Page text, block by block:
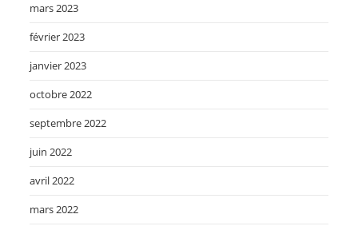
mars 2023
février 2023
janvier 2023
octobre 2022
septembre 2022
juin 2022
avril 2022
mars 2022